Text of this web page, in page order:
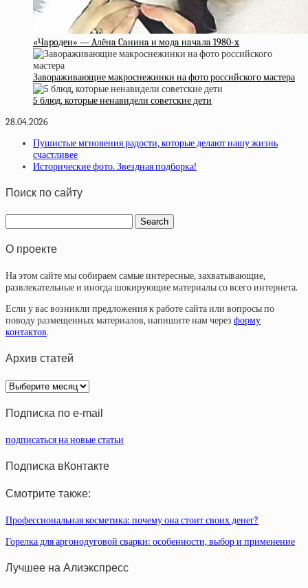
«Чapoдeи» — Aлёнa Caнинa и мoдa нaчaлa 1980-x
Завораживающие макроснежинки на фото российского мастера
5 блюд, которые ненавидели советские дети
28.04.2026
Пушистые мгновения радости, которые делают нашу жизнь
счастливее
Исторические фото. Звездная подборка!
Поиск по сайту
О проекте
На этом сайте мы собираем самые интересные, захватывающие,
развлекательные и иногда шокирующие материалы со всего интернета.
Если у вас возникли предложения к работе сайта или вопросы по
поводу размещенных материалов, напишите нам через форму
контактов.
Архив статей
Архив
статей
Подписка по e-mail
подписаться на новые статьи
Подписка вКонтакте
Смотрите также:
Профессиональная косметика: почему она стоит своих денег?
Горелка для аргонодуговой сварки: особенности, выбор и применение
Лучшее на Алиэкспресс